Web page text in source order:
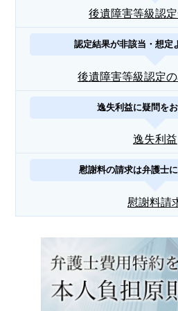
後遺障害等級認
認定結果が非該当・想定
後遺障害等級認定
逸失利益に疑問を
逸失利益
慰謝料の請求は弁護士
慰謝料請